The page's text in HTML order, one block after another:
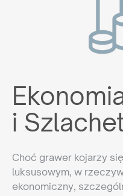
i
Choć grawer kojarzy
luksusowym, w
ekonomiczny,